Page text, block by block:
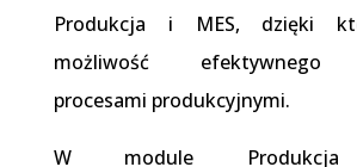
Produkcja i MES, dzięki
możliwość efektywnego
procesami produkcyjnymi.
W module Produkcja